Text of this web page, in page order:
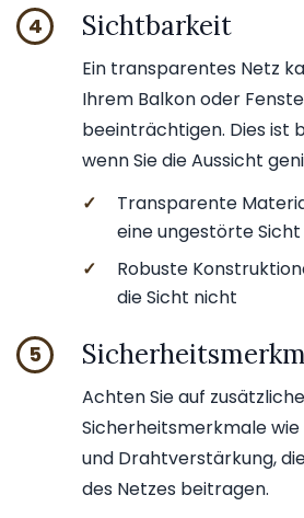
4 Sichtbarkeit
Ein transparentes Netz
Ihrem Balkon oder
beeinträchtigen. Dies ist
wenn Sie die Aussicht
✓
Transparente
eine ungestörte Sicht
✓
Robuste
die Sicht nicht
5
Achten Sie auf zusätzliche
Sicherheitsmerkmale
und Drahtverstärkung,
des Netzes beitragen.